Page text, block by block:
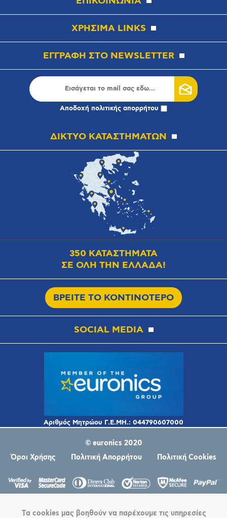
ΧΡΗΣΙΜΑ LINKS
ΕΓΓΡΑΦΗ ΣΤΟ NEWSLETTER
Αποδοχή πολιτικής απορρήτου
ΔΙΚΤΥΟ ΚΑΤΑΣΤΗΜΑΤΩΝ
350 ΚΑΤΑΣΤΗΜΑΤΑ
ΣΕ ΟΛΗ ΤΗΝ ΕΛΛΑΔΑ!
ΒΡΕΙΤΕ ΤΟ ΚΟΝΤΙΝΟΤΕΡΟ
SOCIAL MEDIA
© euronics 2020
Όροι Χρήσης
Πολιτική Απορρήτου Πολιτική Cookies
Τα cookies μας βοηθούν να παρέχουμε τις υπηρεσίες